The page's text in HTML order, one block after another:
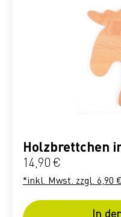
Holzbrettchen
Regulärer Preis:
14,90 €
*inkl. Mwst. zzgl. 6,90
In